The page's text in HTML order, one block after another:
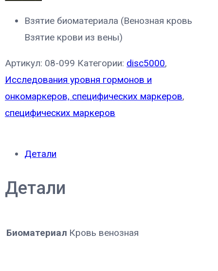
Взятие биоматериала (Венозная кровь
Взятие крови из вены)
Артикул: 08-099 Категории: disc5000,
Исследования уровня гормонов и
онкомаркеров, специфических маркеров,
специфических маркеров
Детали
Детали
Биоматериал Кровь венозная